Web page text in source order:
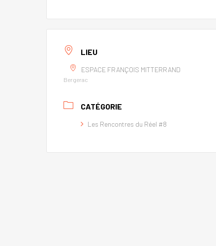
LIEU
ESPACE FRANÇOIS MITTERRAND
Bergerac
CATÉGORIE
Les Rencontres du Réel #8